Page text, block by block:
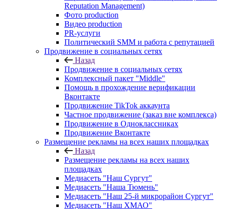
Reputation Management)
Фото production
Видео production
PR-услуги
Политический SMM и работа с репутацией
Продвижение в социальных сетях
Назад
Продвижение в социальных сетях
Комплексный пакет "Middle"
Помощь в прохождение верификации
Вконтакте
Продвижение TikTok аккаунта
Частное продвижение (заказ вне комплекса)
Продвижение в Одноклассниках
Продвижение Вконтакте
Размещение рекламы на всех наших площадках
Назад
Размещение рекламы на всех наших
площадках
Медиасеть "Наш Сургут"
Медиасеть "Наша Тюмень"
Медиасеть "Наш 25-й микрорайон Сургут"
Медиасеть "Наш ХМАО"